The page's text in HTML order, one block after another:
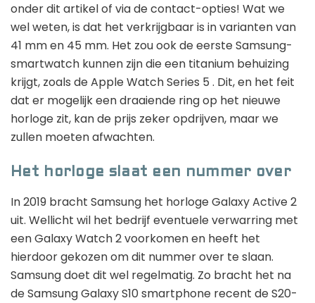
onder dit artikel of via de contact-opties! Wat we
wel weten, is dat het verkrijgbaar is in varianten van
41 mm en 45 mm. Het zou ook de eerste Samsung-
smartwatch kunnen zijn die een titanium behuizing
krijgt, zoals de Apple Watch Series 5 . Dit, en het feit
dat er mogelijk een draaiende ring op het nieuwe
horloge zit, kan de prijs zeker opdrijven, maar we
zullen moeten afwachten.
Het horloge slaat een nummer over
In 2019 bracht Samsung het horloge Galaxy Active 2
uit. Wellicht wil het bedrijf eventuele verwarring met
een Galaxy Watch 2 voorkomen en heeft het
hierdoor gekozen om dit nummer over te slaan.
Samsung doet dit wel regelmatig. Zo bracht het na
de Samsung Galaxy S10 smartphone recent de S20-